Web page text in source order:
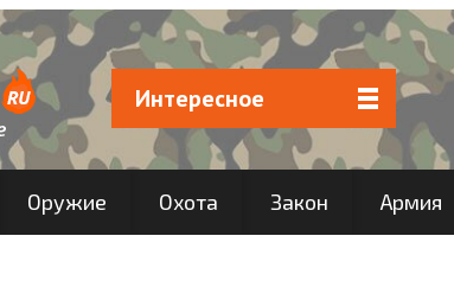
Интересное
Оружие Охота Закон Армия